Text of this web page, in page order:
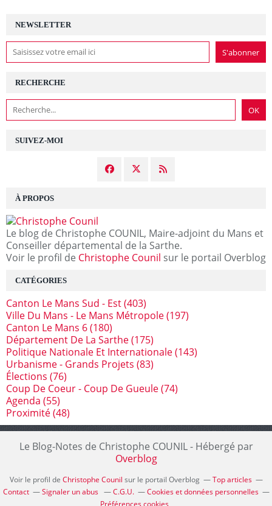
NEWSLETTER
SUIVEZ-MOI
RECHERCHE
À PROPOS
Le blog de Christophe COUNIL, Maire-adjoint du Mans et
Conseiller départemental de la Sarthe.
Voir le profil de Christophe Counil sur le portail Overblog
CATÉGORIES
Canton Le Mans Sud - Est(403)
Ville Du Mans - Le Mans Métropole(197)
Canton Le Mans 6(180)
Département De La Sarthe(175)
Politique Nationale Et Internationale(143)
Urbanisme - Grands Projets (83)
Élections (76)
Coup De Coeur - Coup De Gueule(74)
Agenda (55)
Proximité(48)
Le Blog-Notes de Christophe COUNIL - Hébergé par
Overblog
Voir le profil de Christophe Counil sur le portail Overblog
Top articles
Contact
Signaler un abus C.G.U.
Cookies et données personnelles